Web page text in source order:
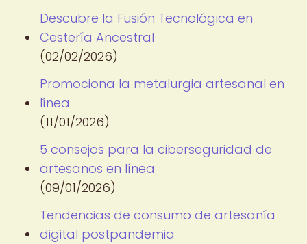
Descubre la Fusión Tecnológica en
Cestería Ancestral
(02/02/2026)
Promociona la metalurgia artesanal en
línea
(11/01/2026)
5 consejos para la ciberseguridad de
artesanos en línea
(09/01/2026)
Tendencias de consumo de artesanía
digital postpandemia